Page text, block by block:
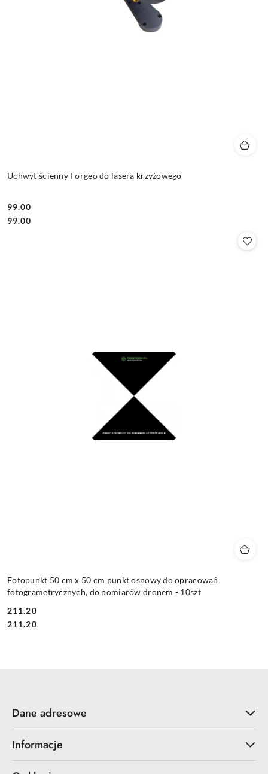
Uchwyt ścienny Forgeo do lasera krzyżowego
Cena:
99.00
Cena:
99.00
Fotopunkt 50 cm x 50 cm punkt osnowy do opracowań
fotogrametrycznych, do pomiarów dronem - 10szt
Cena:
211.20
Cena:
211.20
Dane adresowe
Informacje